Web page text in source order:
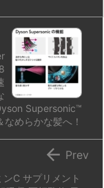
Supersonic™
めらかな髪へ！
C サプリメント
 Prev